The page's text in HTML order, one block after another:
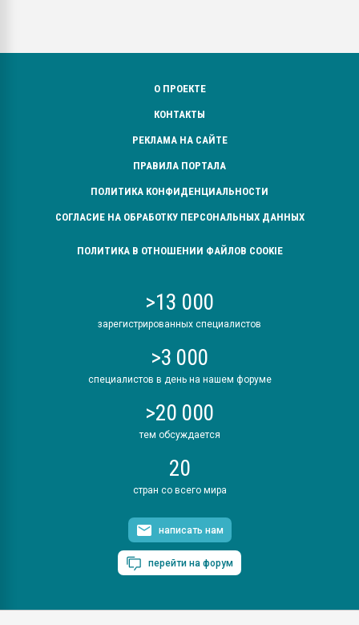
О ПРОЕКТЕ
КОНТАКТЫ
РЕКЛАМА НА САЙТЕ
ПРАВИЛА ПОРТАЛА
ПОЛИТИКА КОНФИДЕНЦИАЛЬНОСТИ
СОГЛАСИЕ НА ОБРАБОТКУ ПЕРСОНАЛЬНЫХ ДАННЫХ
ПОЛИТИКА В ОТНОШЕНИИ ФАЙЛОВ COOKIE
>13 000
зарегистрированных специалистов
>3 000
специалистов в день на нашем форуме
>20 000
тем обсуждается
20
стран со всего мира
написать нам
перейти на форум